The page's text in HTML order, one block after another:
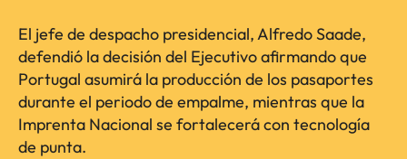
El jefe de despacho presidencial, Alfredo Saade,
defendió la decisión del Ejecutivo afirmando que
Portugal asumirá la producción de los pasaportes
durante el periodo de empalme, mientras que la
Imprenta Nacional se fortalecerá con tecnología
de punta.